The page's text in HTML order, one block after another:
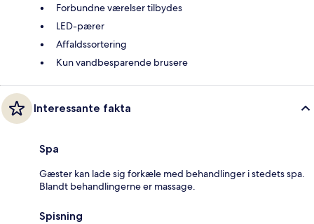
Forbundne værelser tilbydes
LED-pærer
Affaldssortering
Kun vandbesparende brusere
Interessante fakta
Spa
Gæster kan lade sig forkæle med behandlinger i stedets spa.
Blandt behandlingerne er massage.
Spisning